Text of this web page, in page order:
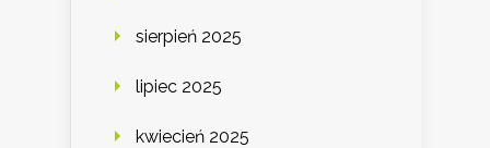
sierpień 2025
lipiec 2025
kwiecień 2025